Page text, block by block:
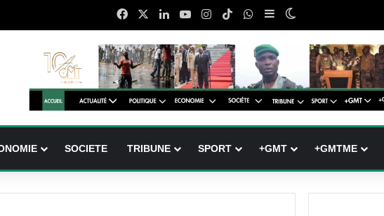
FacebookLinkedinYouTubeInstagram
TikTokWhatsApp
Sidebar (barre latérale)
SOCIETE TRIBUNE SPORT +GMT +GMTME